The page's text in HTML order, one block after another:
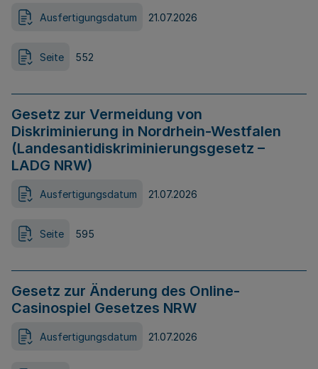
Ausfertigungsdatum 21.07.2026
Seite 552
Gesetz zur Vermeidung von
Diskriminierung in Nordrhein-Westfalen
(Landesantidiskriminierungsgesetz –
LADG NRW)
Ausfertigungsdatum 21.07.2026
Seite 595
Gesetz zur Änderung des Online-
Casinospiel Gesetzes NRW
Ausfertigungsdatum 21.07.2026